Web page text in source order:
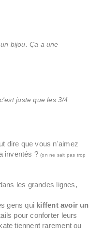
bijou. Ça a une
juste que les 3/4
dire que vous n'aimez
inventés ?(on ne sait pas trop
les grandes lignes,
gens qui kiffent avoir un
pour conforter leurs
tiennent rarement ou